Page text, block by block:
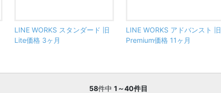
LINE WORKS スタンダード 旧
Lite価格 3ヶ月
LINE WORKS アドバンスト 旧
Premium価格 11ヶ月
58件中 1～40件目